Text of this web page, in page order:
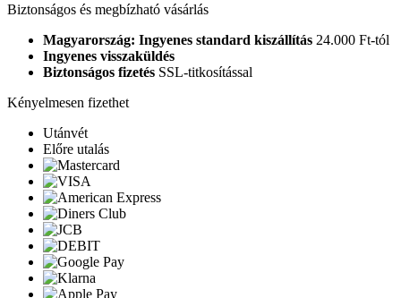
Biztonságos és megbízható vásárlás
Magyarország: Ingyenes standard kiszállítás 24.000 Ft-tól
Ingyenes visszaküldés
Biztonságos fizetés SSL-titkosítással
Kényelmesen fizethet
Utánvét
Előre utalás